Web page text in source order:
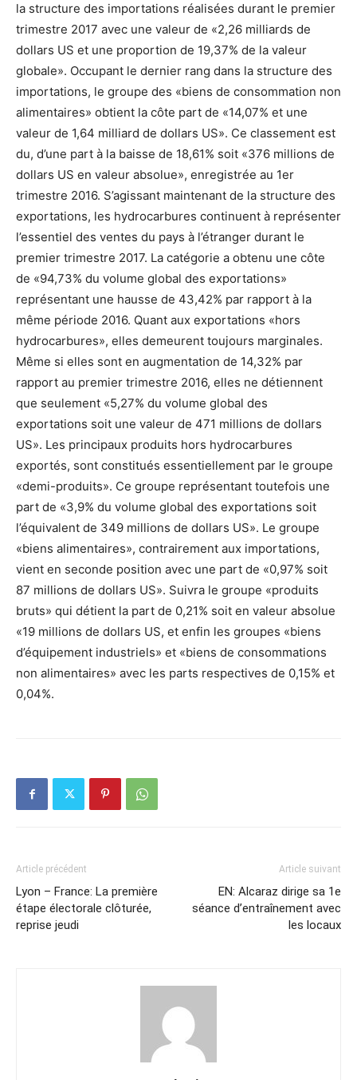
la structure des importations réalisées durant le premier
trimestre 2017 avec une valeur de «2,26 milliards de
dollars US et une proportion de 19,37% de la valeur
globale». Occupant le dernier rang dans la structure des
importations, le groupe des «biens de consommation non
alimentaires» obtient la côte part de «14,07% et une
valeur de 1,64 milliard de dollars US». Ce classement est
du, d’une part à la baisse de 18,61% soit «376 millions de
dollars US en valeur absolue», enregistrée au 1er
trimestre 2016. S’agissant maintenant de la structure des
exportations, les hydrocarbures continuent à représenter
l’essentiel des ventes du pays à l’étranger durant le
premier trimestre 2017. La catégorie a obtenu une côte
de «94,73% du volume global des exportations»
représentant une hausse de 43,42% par rapport à la
même période 2016. Quant aux exportations «hors
hydrocarbures», elles demeurent toujours marginales.
Même si elles sont en augmentation de 14,32% par
rapport au premier trimestre 2016, elles ne détiennent
que seulement «5,27% du volume global des
exportations soit une valeur de 471 millions de dollars
US». Les principaux produits hors hydrocarbures
exportés, sont constitués essentiellement par le groupe
«demi-produits». Ce groupe représentant toutefois une
part de «3,9% du volume global des exportations soit
l’équivalent de 349 millions de dollars US». Le groupe
«biens alimentaires», contrairement aux importations,
vient en seconde position avec une part de «0,97% soit
87 millions de dollars US». Suivra le groupe «produits
bruts» qui détient la part de 0,21% soit en valeur absolue
«19 millions de dollars US, et enfin les groupes «biens
d’équipement industriels» et «biens de consommations
non alimentaires» avec les parts respectives de 0,15% et
0,04%.
Article précédent
Lyon – France: La première
étape électorale clôturée,
reprise jeudi
Article suivant
EN: Alcaraz dirige sa 1e
séance d’entraînement avec
les locaux